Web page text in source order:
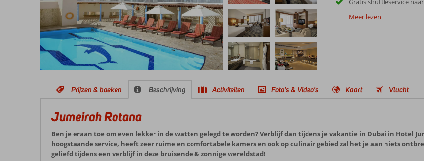
Gratis shuttleservice
Meer lezen
Prijzen & boeken Beschrijving Activiteiten Foto's & Video's Kaart Vlucht
Jumeirah Rotana
Ben je eraan toe om even lekker in de watten gelegd te worden? Verblijf dan tijdens je vakantie in Dubai in Hotel
hoogstaande service, heeft zeer ruime en comfortabele kamers en ook op culinair gebied zal het je aan niets
geliefd tijdens een verblijf in deze bruisende & zonnige wereldstad!